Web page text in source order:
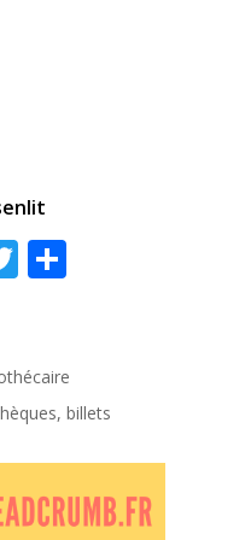
Twitter
billets